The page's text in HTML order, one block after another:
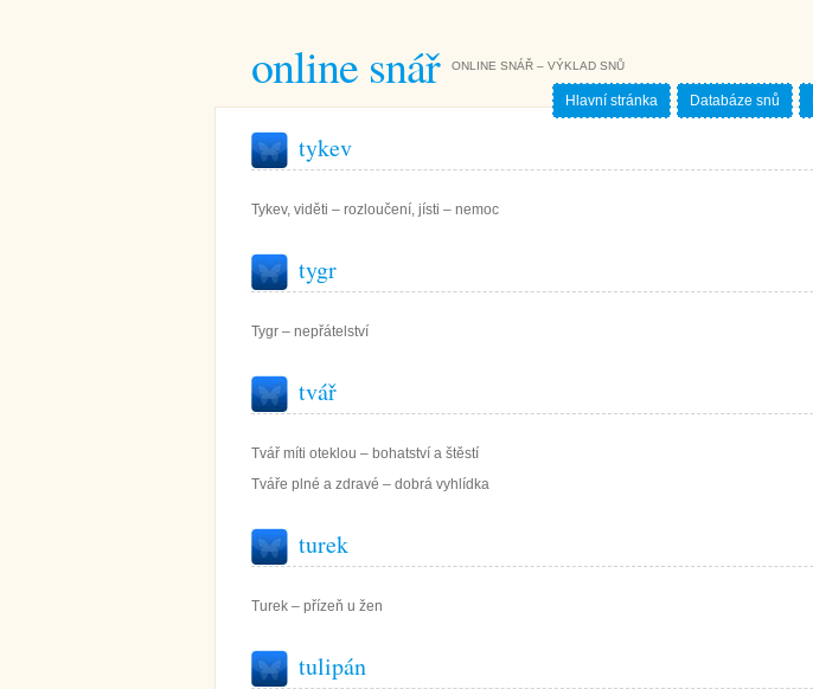
online snář ONLINE SNÁŘ – VÝKLAD SNŮ
Hlavní stránka Databáze snů
tykev
Tykev, viděti – rozloučení, jísti – nemoc
tygr
Tygr – nepřátelství
tvář
Tvář míti oteklou – bohatství a štěstí
Tváře plné a zdravé – dobrá vyhlídka
turek
Turek – přízeň u žen
tulipán